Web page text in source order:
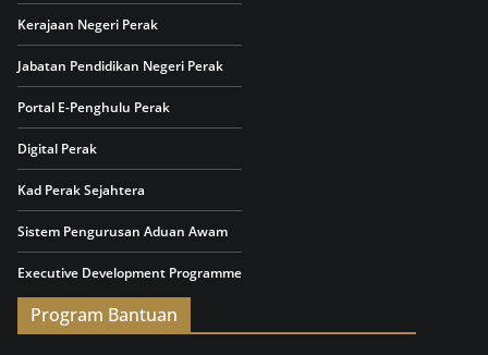
Kerajaan Negeri Perak
Jabatan Pendidikan Negeri Perak
Portal E-Penghulu Perak
Digital Perak
Kad Perak Sejahtera
Sistem Pengurusan Aduan Awam
Executive Development Programme
Program Bantuan